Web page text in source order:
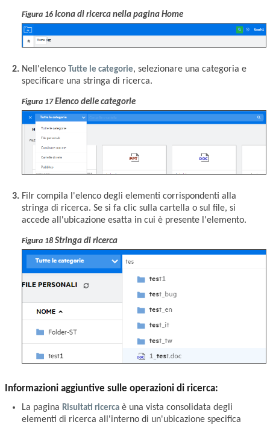
Figura 16 Icona di ricerca nella pagina Home
Nell'elenco Tutte le categorie, selezionare una categoria e
specificare una stringa di ricerca.
Figura 17Elenco delle categorie
Filr compila l'elenco degli elementi corrispondenti alla
stringa di ricerca. Se si fa clic sulla cartella o sul file, si
accede all'ubicazione esatta in cui è presente l'elemento.
Figura 18 Stringa di ricerca
Informazioni aggiuntive sulle operazioni di ricerca:
La pagina Risultati ricerca è una vista consolidata degli
elementi di ricerca all'interno di un'ubicazione specifica